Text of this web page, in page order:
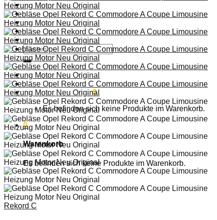
Home
Shop
Teileanfrage
Teileliste
Suchen
nach:
Anmelden
Warenkorb /0,00€ 0
Es befinden sich keine Produkte im Warenkorb.
0
Warenkorb
Es befinden sich keine Produkte im Warenkorb.
Rekord C